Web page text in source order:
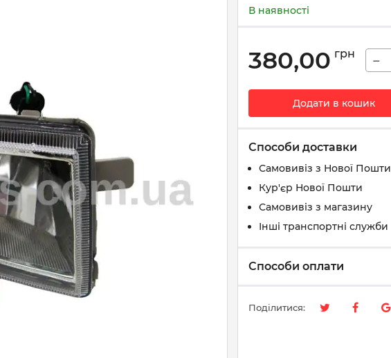
В наявності
380,00 грн −
Додати в кошик
Способи доставки
Самовивіз з Нової Пошти
Кур'єр Нової Пошти
Самовивіз з магазину
Інші транспортні служби
Способи оплати
Поділитися: